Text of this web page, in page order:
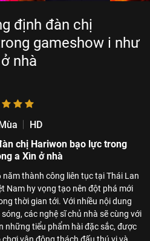
định đàn chị
gameshow i như
nhà
HD
chị Hariwon bạo lực trong
a Xìn ở nhà
năm thành công liên tục tại Thái Lan
Nam hy vọng tạo nên đột phá mới
thời gian tới. Với nhiều nội dung
các nghệ sĩ chủ nhà sẽ cùng với
những tiểu phẩm hài đặc sắc, được